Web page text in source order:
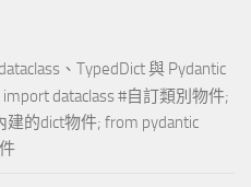
、TypedDict 與 Pydantic
dataclass #自訂類別物件;
建的dict物件; from pydantic